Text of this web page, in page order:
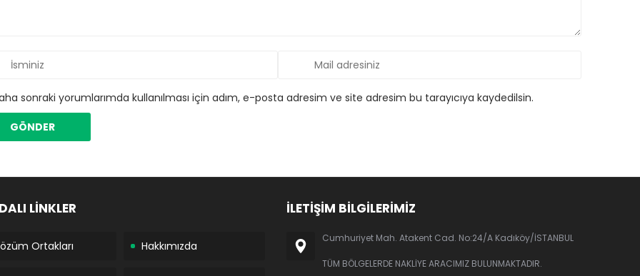
sonraki yorumlarımda kullanılması için adım, e-posta adresim ve site adresim bu tarayıcıya kaydedilsin.
LİNKLER
Ortakları Hakkımızda
İLETİŞİM BİLGİLERİMİZ
Cumhuriyet Mah. Atakent Cad. No:24/A Kadıköy/İSTANBUL
TÜM BÖLGELERDE NAKLİYE ARACIMIZ BULUNMAKTADIR.